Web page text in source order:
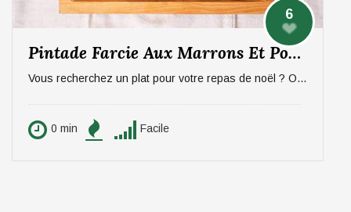
6
Pintade Farcie Aux Marrons Et Pommes, Sauce Aux Morilles
Vous recherchez un plat pour votre repas de noël ? On vous propose un plat qui épatera vos invités, digne d'un repas de fête ! La pintade farcie aux marrons et pommes, sauce aux morilles. Pour 6 personnes.
0 min Facile